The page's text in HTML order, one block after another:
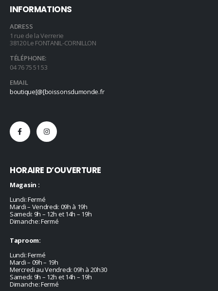
INFORMATIONS
ADRESS
1 rue de la Verrerie
38120 Le FONTANIL-CORNILLON
TÉLÉPHONE:
04 76 75 51 53
EMAIL
boutique[@[boissonsdumonde.fr
HORAIRE D’OUVERTURE
Magasin :
Lundi: Fermé
Mardi – Vendredi: 09h à 19h
Samedi: 9h – 12h et 14h – 19h
Dimanche: Fermé
Taproom:
Lundi: Fermé
Mardi – 09h – 19h
Mercredi au Vendredi: 09h à 20h30
Samedi: 9h – 12h et 14h – 19h
Dimanche: Fermé